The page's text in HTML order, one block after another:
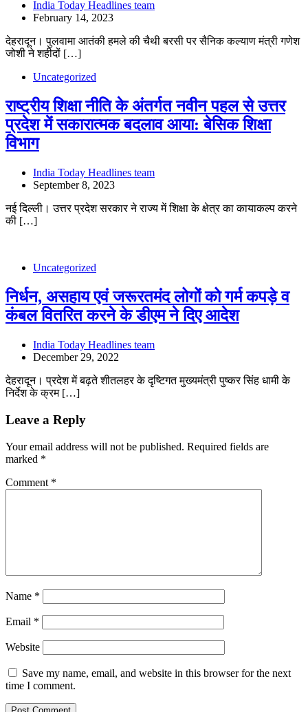
India Today Headlines team
February 14, 2023
देहरादून। पुलवामा आतंकी हमले की चैथी बरसी पर सैनिक कल्याण मंत्री गणेश
जोशी ने शहीदों […]
Uncategorized
राष्ट्रीय शिक्षा नीति के अंतर्गत नवीन पहल से उत्तर
प्रदेश में सकारात्मक बदलाव आया: बेसिक शिक्षा
विभाग
India Today Headlines team
September 8, 2023
नई दिल्ली। उत्तर प्रदेश सरकार ने राज्य में शिक्षा के क्षेत्र का कायाकल्प करने
की […]
Uncategorized
निर्धन, असहाय एवं जरूरतमंद लोगों को गर्म कपड़े व
कंबल वितरित करने के डीएम ने दिए आदेश
India Today Headlines team
December 29, 2022
देहरादून। प्रदेश में बढ़ते शीतलहर के दृष्टिगत मुख्यमंत्री पुष्कर सिंह धामी के
निर्देश के क्रम […]
Leave a Reply
Your email address will not be published. Required fields are
marked *
Comment *
Name *
Email *
Website
Save my name, email, and website in this browser for the next
time I comment.